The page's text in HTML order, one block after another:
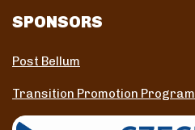
SPONSORS
Post Bellum
Transition Promotion Program